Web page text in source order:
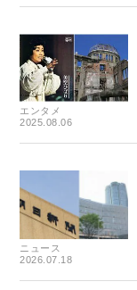
エンタメ
2025.08.06
ニュース
2026.07.18